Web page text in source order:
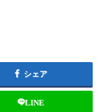
シェア
LINE